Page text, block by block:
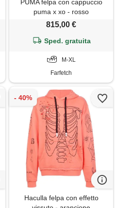
PUMA felpa con cappuccio
puma x xo - rosso
815,00 €
Sped. gratuita
M-XL
Farfetch
Haculla felpa con effetto